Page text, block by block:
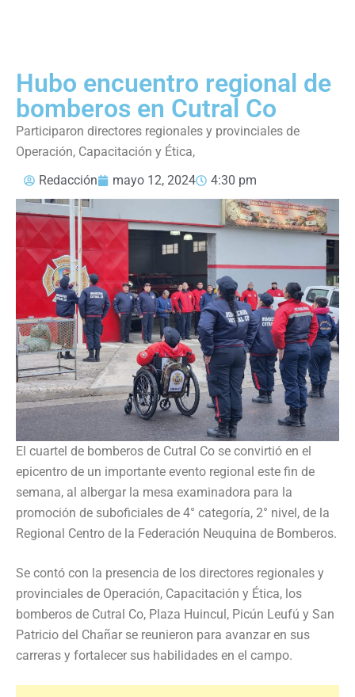
Hubo encuentro regional de
bomberos en Cutral Co
Participaron directores regionales y provinciales de
Operación, Capacitación y Ética,
Redacción
mayo 12, 2024 4:30 pm
El cuartel de bomberos de Cutral Co se convirtió en el
epicentro de un importante evento regional este fin de
semana, al albergar la mesa examinadora para la
promoción de suboficiales de 4° categoría, 2° nivel, de la
Regional Centro de la Federación Neuquina de Bomberos.
Se contó con la presencia de los directores regionales y
provinciales de Operación, Capacitación y Ética, los
bomberos de Cutral Co, Plaza Huincul, Picún Leufú y San
Patricio del Chañar se reunieron para avanzar en sus
carreras y fortalecer sus habilidades en el campo.